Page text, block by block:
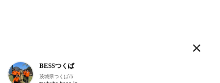
人気のタグ
BESSつくば
茨城県つくば市